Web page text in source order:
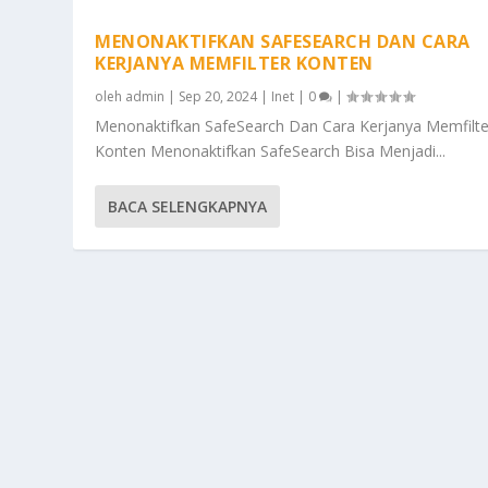
MENONAKTIFKAN SAFESEARCH DAN CARA
KERJANYA MEMFILTER KONTEN
oleh admin | Sep 20, 2024| Inet | 0 |
Menonaktifkan SafeSearch Dan Cara Kerjanya
Konten Menonaktifkan SafeSearch Bisa Menjadi...
BACA SELENGKAPNYA